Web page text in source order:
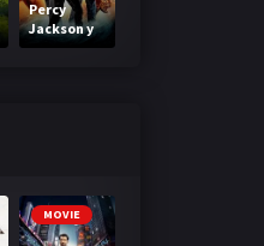
Percy
Jackson y
el mar de
MOVIE